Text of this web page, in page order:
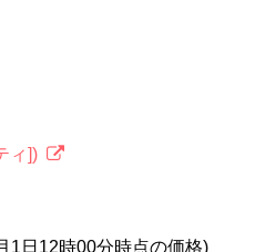
ィ])
1日12時00分時点の価格)